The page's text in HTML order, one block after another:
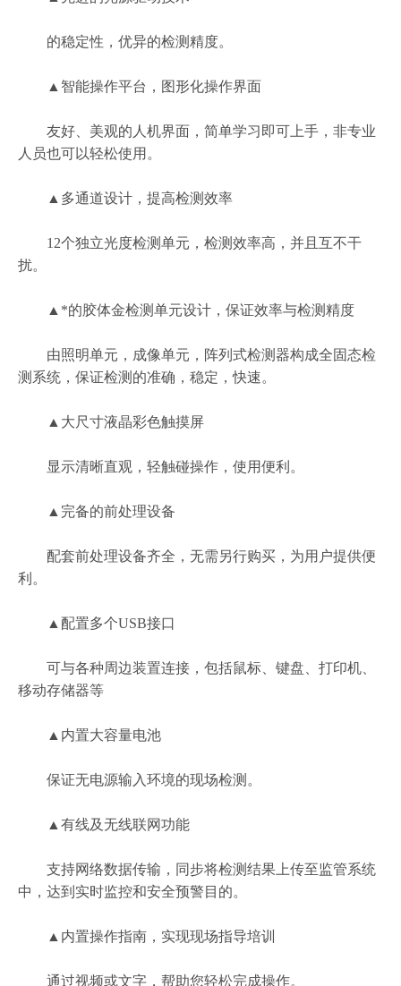
的稳定性，优异的检测精度。
▲智能操作平台，图形化操作界面
友好、美观的人机界面，简单学习即可上手，非专业
人员也可以轻松使用。
▲多通道设计，提高检测效率
12个独立光度检测单元，检测效率高，并且互不干
扰。
▲*的胶体金检测单元设计，保证效率与检测精度
由照明单元，成像单元，阵列式检测器构成全固态检
测系统，保证检测的准确，稳定，快速。
▲大尺寸液晶彩色触摸屏
显示清晰直观，轻触碰操作，使用便利。
▲完备的前处理设备
配套前处理设备齐全，无需另行购买，为用户提供便
利。
▲配置多个USB接口
可与各种周边装置连接，包括鼠标、键盘、打印机、
移动存储器等
▲内置大容量电池
保证无电源输入环境的现场检测。
▲有线及无线联网功能
支持网络数据传输，同步将检测结果上传至监管系统
中，达到实时监控和安全预警目的。
▲内置操作指南，实现现场指导培训
通过视频或文字，帮助您轻松完成操作。